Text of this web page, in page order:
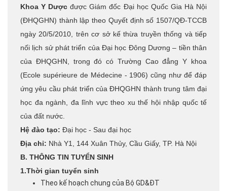
Khoa Y Dược được Giám đốc Đại học Quốc Gia Hà Nội
(ĐHQGHN) thành lập theo Quyết định số 1507/QĐ-TCCB
ngày 20/5/2010, trên cơ sở kế thừa truyền thống và tiếp
nối lịch sử phát triển của Đại học Đông Dương – tiền thân
của ĐHQGHN, trong đó có Trường Cao đẳng Y khoa
(Ecole supérieure de Médecine - 1906) cũng như để đáp
ứng yêu cầu phát triển của ĐHQGHN thành trung tâm đại
học đa ngành, đa lĩnh vực theo xu thế hội nhập quốc tế
của đất nước.
Hệ đào tạo: Đại học - Sau đại học
Địa chỉ: Nhà Y1, 144 Xuân Thủy, Cầu Giấy, TP. Hà Nội
B. THÔNG TIN TUYỂN SINH
1.Thời gian tuyển sinh
Theo kế hoạch chung của Bộ GD&ĐT